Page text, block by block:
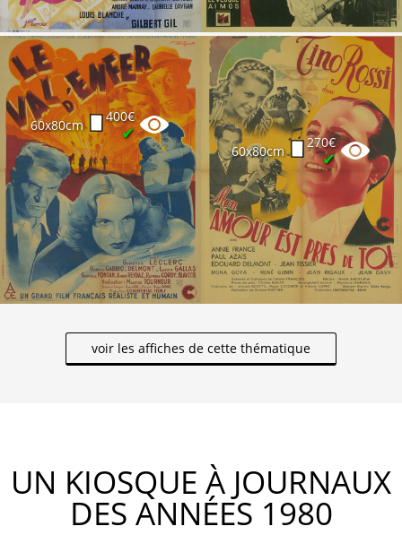
60x80cm
400€
✔
60x80cm
270€
✔
voir les affiches de cette thématique
UN KIOSQUE À JOURNAUX
DES ANNÉES 1980